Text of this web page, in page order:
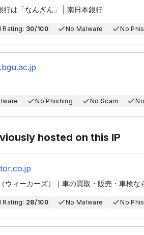
行は「なんぎん」 | 南日本銀行
Rating: 30/100 No Malware No
No Phishing No Scam
hosted on this IP
ウィーカーズ）｜車の買取・販売・車検な
Rating: 28/100 No Malware No